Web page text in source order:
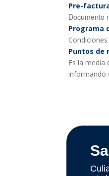
Pre-
Documento
Programa
Puntos de
Es la
informando